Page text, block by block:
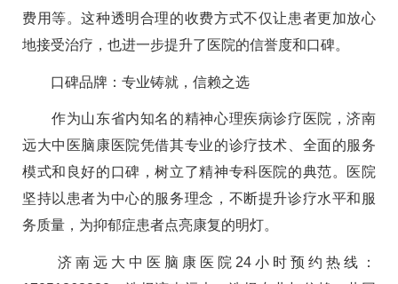
费用等。这种透明合理的收费方式不仅让患者更加放心
地接受治疗，也进一步提升了医院的信誉度和口碑。
口碑品牌：专业铸就，信赖之选
作为山东省内知名的精神心理疾病诊疗医院，济南
远大中医脑康医院凭借其专业的诊疗技术、全面的服务
模式和良好的口碑，树立了精神专科医院的典范。医院
坚持以患者为中心的服务理念，不断提升诊疗水平和服
务质量，为抑郁症患者点亮康复的明灯。
济南远大中医脑康医院24小时预约热线：